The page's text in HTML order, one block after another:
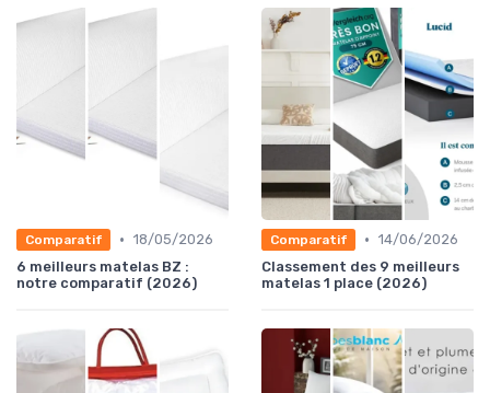
Comparatif • 18/05/2026
6 meilleurs matelas BZ :
notre comparatif (2026)
Comparatif • 14/06/2026
Classement des 9 meilleurs
matelas 1 place (2026)